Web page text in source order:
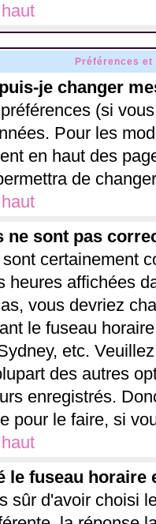
Préférences
je changer
(si
Pour les
en haut des
de
ne sont pas
certainement
heures affichées
vous devriez
le fuseau
etc.
des autres
enregistrés.
pour le faire, si
le fuseau
sûr d'avoir choisi